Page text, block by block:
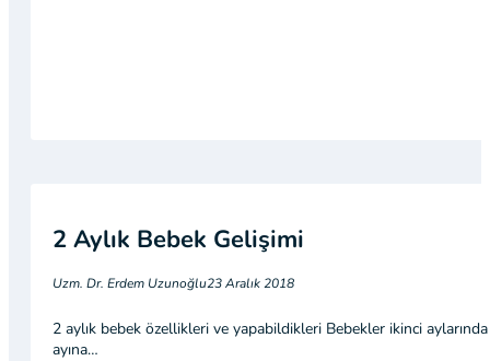
2 Aylık Bebek Gelişimi
Uzm. Dr. Erdem Uzunoğlu23 Aralık 2018
2 aylık bebek özellikleri ve yapabildikleri Bebekler ikinci
ayına…